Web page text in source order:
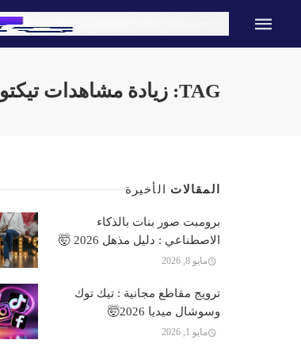
TAG: زيادة مشاهدات تيكتوك
المقالات الأخيرة
برومبت صور بنات بالذكاء
الاصطناعي : دليل مذهل 2026 🤯
مايو 8, 2026
ترويج مقاطع مجانية : تيك توك
وسوشال ميديا 2026🤯
مايو 1, 2026